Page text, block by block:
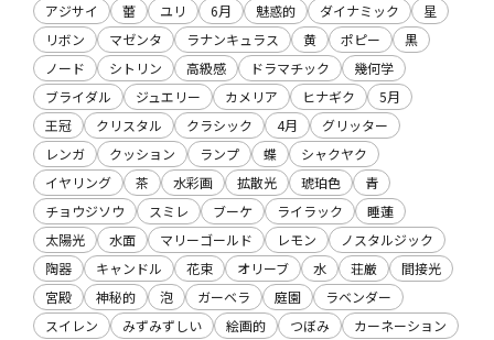
アジサイ
蕾 ユリ 6月 魅惑的 ダイナミック
星
リボン
マゼンタ ラナンキュラス 黄 ポピー
黒
ノード
シトリン 高級感 ドラマチック
幾何学
ブライダル
ジュエリー カメリア ヒナギク
5月
王冠
クリスタル クラシック 4月
グリッター
レンガ
クッション ランプ 蝶
シャクヤク
イヤリング
茶 水彩画 拡散光 琥珀色
青
チョウジソウ
スミレ ブーケ ライラック
睡蓮
太陽光
水面 マリーゴールド レモン
ノスタルジック
陶器
キャンドル 花束 オリーブ 水 荘厳
間接光
宮殿
神秘的 泡 ガーベラ 庭園
ラベンダー
スイレン
みずみずしい 絵画的 つぼみ
カーネーション